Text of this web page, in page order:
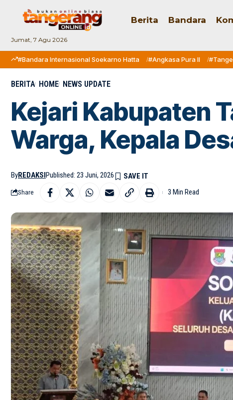
Jumat, 7 Agu 2026
Berita Bandara
#Bandara Internasional Soekarno Hatta #Angkasa Pura II
BERITA HOME NEWS UPDATE
Kejari Kabupaten
Warga, Kepala
ByREDAKSIPublished: 23 Juni, 2026
Share 3 Min Read